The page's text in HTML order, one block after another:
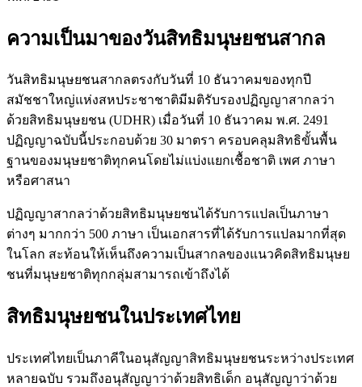
ความเป็นมาของวันสิทธิมนุษยชนสากล
วันสิทธิมนุษยชนสากลตรงกับวันที่ 10 ธันวาคมของทุกปี
สมัชชาใหญ่แห่งสหประชาชาติมีมติรับรองปฏิญญาสากลว่า
ด้วยสิทธิมนุษยชน (UDHR) เมื่อวันที่ 10 ธันวาคม พ.ศ. 2491
ปฏิญญาฉบับนี้ประกอบด้วย 30 มาตรา ครอบคลุมสิทธิขั้นพื้น
ฐานของมนุษยชาติทุกคนโดยไม่แบ่งแยกเชื้อชาติ เพศ ภาษา
หรือศาสนา
ปฏิญญาสากลว่าด้วยสิทธิมนุษยชนได้รับการแปลเป็นภาษา
ต่างๆ มากกว่า 500 ภาษา เป็นเอกสารที่ได้รับการแปลมากที่สุด
ในโลก สะท้อนให้เห็นถึงความเป็นสากลของแนวคิดสิทธิมนุษย
ชนที่มนุษยชาติทุกกลุ่มสามารถเข้าถึงได้
สิทธิมนุษยชนในประเทศไทย
ประเทศไทยเป็นภาคีในอนุสัญญาสิทธิมนุษยชนระหว่างประเทศ
หลายฉบับ รวมถึงอนุสัญญาว่าด้วยสิทธิเด็ก อนุสัญญาว่าด้วย